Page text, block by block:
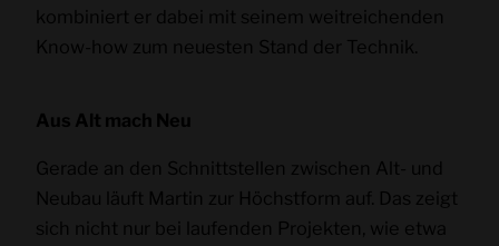
kombiniert er dabei mit seinem weitreichenden
Know-how zum neuesten Stand der Technik.
Aus Alt mach Neu
Gerade an den Schnittstellen zwischen Alt- und
Neubau läuft Martin zur Höchstform auf. Das zeigt
sich nicht nur bei laufenden Projekten, wie etwa